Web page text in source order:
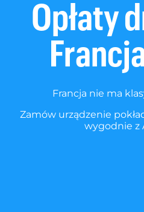
Opłaty
Francja nie ma
Zamów urządzenie
wygodnie z